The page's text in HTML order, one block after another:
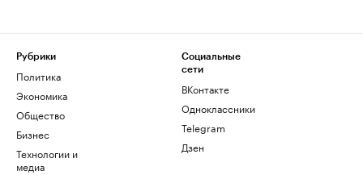
Рубрики
Политика
Экономика
Общество
Бизнес
Технологии и
медиа
Социальные
сети
ВКонтакте
Одноклассники
Telegram
Дзен